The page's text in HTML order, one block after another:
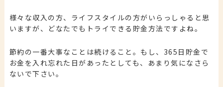
様々な収入の方、ライフスタイルの方がいらっしゃると思
いますが、どなたでもトライできる貯金方法ですよね。
節約の一番大事なことは続けること。もし、365日貯金で
お金を入れ忘れた日があったとしても、あまり気になさら
ないで下さい。